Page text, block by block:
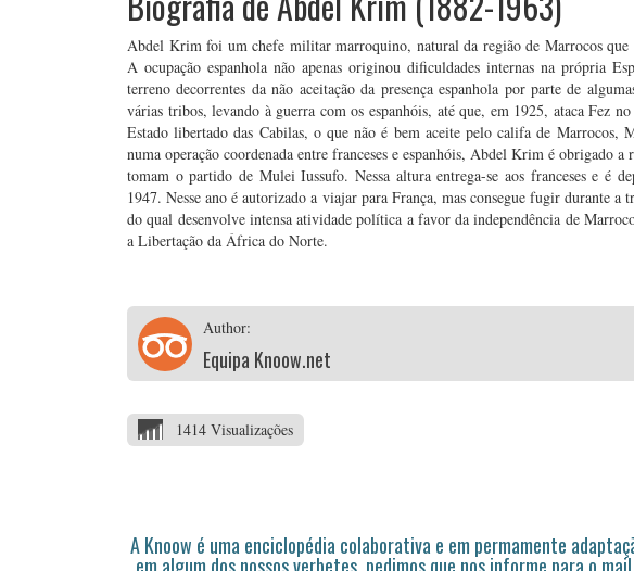
Abdel Krim foi um chefe militar marroquino, natural da região de Marrocos que
A ocupação espanhola não apenas originou dificuldades internas na própria
terreno decorrentes da não aceitação da presença espanhola por parte de
várias tribos, levando à guerra com os espanhóis, até que, em 1925, ataca Fez
Estado libertado das Cabilas, o que não é bem aceite pelo califa de Marrocos,
numa operação coordenada entre franceses e espanhóis, Abdel Krim é obrigado a
tomam o partido de Mulei Iussufo. Nessa altura entrega-se aos franceses e é
1947. Nesse ano é autorizado a viajar para França, mas consegue fugir durante
do qual desenvolve intensa atividade política a favor da independência de
a Libertação da África do Norte.
Author:
Equipa Knoow.net
1414 Visualizações
A Knoow é uma enciclopédia colaborativa e em permamente